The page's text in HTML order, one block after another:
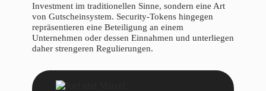
Investment im traditionellen Sinne, sondern eine Art
von Gutscheinsystem. Security-Tokens hingegen
repräsentieren eine Beteiligung an einem
Unternehmen oder dessen Einnahmen und unterliegen
daher strengeren Regulierungen.